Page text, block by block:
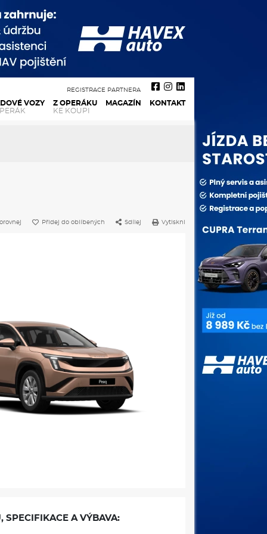
VOZY
Z OPERÁKU
KE KOUPI
MAGAZÍN KONTAKT
REGISTRACE PARTNERA
Přidej do oblíbených Sdílej Vytiskni
SPECIFIKACE A VÝBAVA: